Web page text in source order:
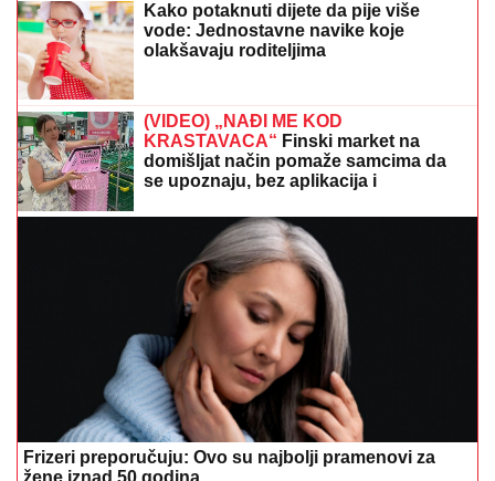
Kako potaknuti dijete da pije više
vode: Jednostavne navike koje
olakšavaju roditeljima
(VIDEO) „NAĐI ME KOD
KRASTAVACA“ Finski market na
domišljat način pomaže samcima da
se upoznaju, bez aplikacija i
Frizeri preporučuju: Ovo su najbolji pramenovi za
žene iznad 50 godina